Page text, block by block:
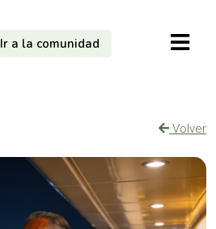
Ir a la comunidad
Volver